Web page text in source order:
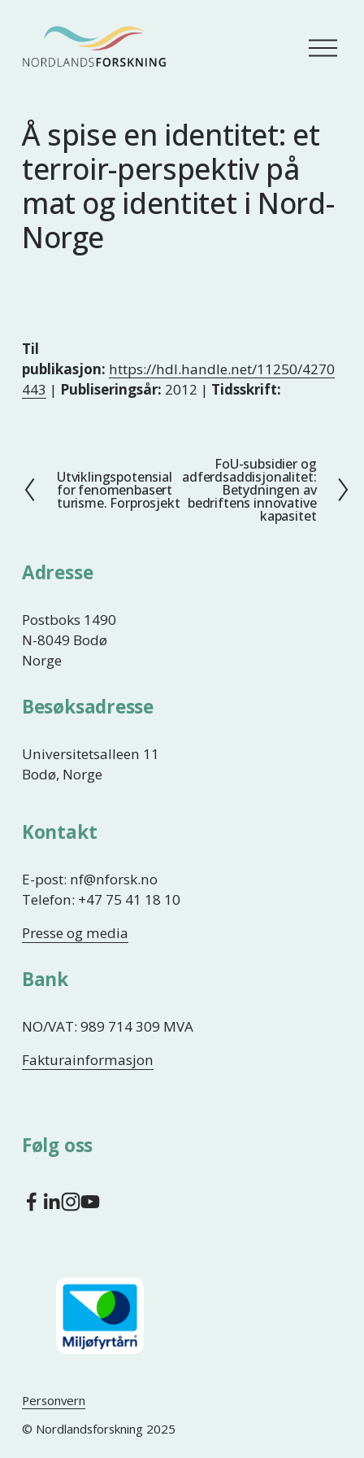
Å
p
Å spise en identitet: et
terroir-perspektiv på
mat og identitet i Nord-
Norge
Til
publikasjon: https://hdl.handle.net/11250/4270
443 | Publiseringsår: 2012 | Tidsskrift:
F
o
g
Utviklingspotensial
for fenomenbasert
turisme. Forprosjekt
e
FoU-subsidier og
adferdsaddisjonalitet:
Betydningen av
bedriftens innovative
kapasitet
Adresse
Postboks 1490
N-8049 Bodø
Norge
Besøksadresse
Universitetsalleen 11
Bodø, Norge
Kontakt
E-post: nf@nforsk.no
Telefon: +47 75 41 18 10
Presse og media
Bank
NO/VAT: 989 714 309 MVA
Fakturainformasjon
Følg oss
Personvern
© Nordlandsforskning 2025